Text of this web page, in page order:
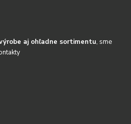
aj ohľadne sortimentu, sme